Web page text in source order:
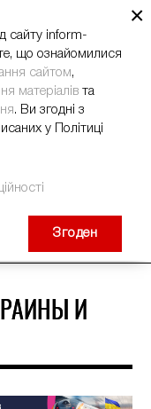
И
×
сайту inform-
що ознайомилися
сайтом,
матеріалів та
. Ви згодні з
у Політиці
Згоден